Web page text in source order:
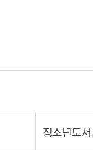
청소년도